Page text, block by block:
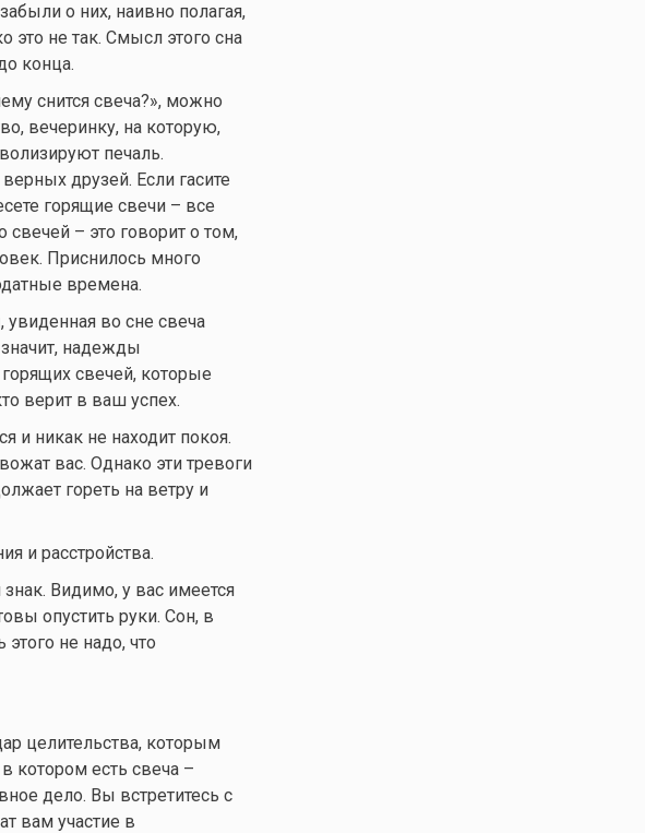
о них, наивно полагая,
это не так. Смысл этого сна
конца.
снится свеча?», можно
вечеринку, на которую,
печаль.
друзей. Если гасите
горящие свечи – все
– это говорит о том,
Приснилось много
времена.
, увиденная во сне свеча
надежды
свечей, которые
верит в ваш успех.
и никак не находит покоя.
вас. Однако эти тревоги
гореть на ветру и
и расстройства.
Видимо, у вас имеется
опустить руки. Сон, в
не надо, что
целительства, которым
котором есть свеча –
дело. Вы встретитесь с
вам участие в